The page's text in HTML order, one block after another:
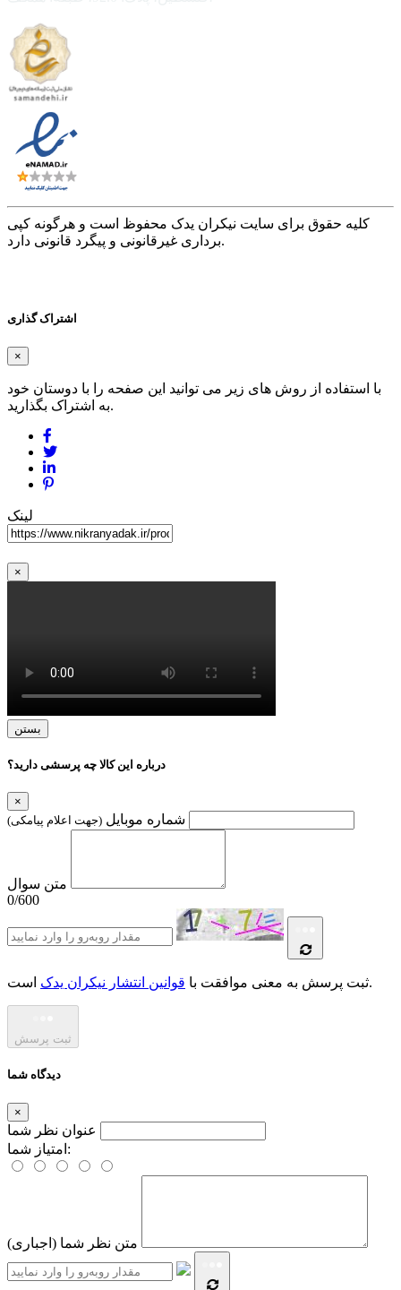
کلیه حقوق برای سایت نیکران یدک محفوظ است و هرگونه کپی
برداری غیرقانونی و پیگرد قانونی دارد.
اشتراک گذاری
×
با استفاده از روش های زیر می توانید این صفحه را با دوستان خود
به اشتراک بگذارید.
لینک
×
بستن
درباره این کالا چه پرسشی دارید؟
×
شماره موبایل (جهت اعلام پیامکی)
متن سوال
0/600
ثبت پرسش به معنی موافقت با قوانین انتشار نیکران یدک است.
ثبت پرسش
دیدگاه شما
×
عنوان نظر شما
امتیاز شما:
متن نظر شما (اجباری)